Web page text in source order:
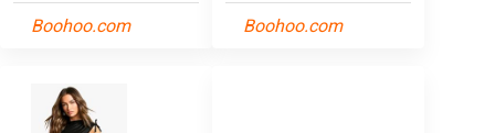
Boohoo.com
Boohoo.com